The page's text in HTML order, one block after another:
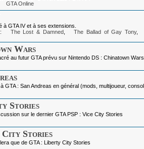
GTA Online
à GTA IV et à ses extensions.
The Lost & Damned, The Ballad of Gay Tony,
Wars
au futur GTA prévu sur Nintendo DS : Chinatown Wars
GTA : San Andreas en général (mods, multijoueur,
Stories
sur le dernier GTA PSP : Vice City Stories
Stories
que de GTA : Liberty City Stories